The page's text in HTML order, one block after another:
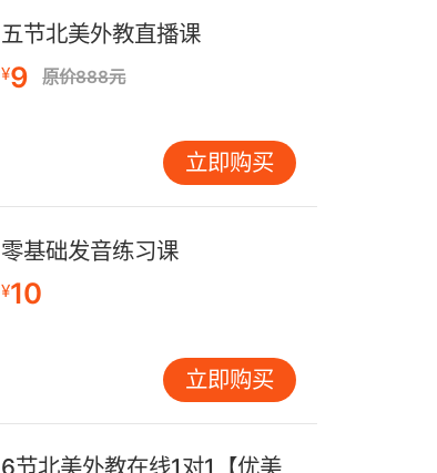
五节北美外教直播课
¥9 原价888元
立即购买
零基础发音练习课
¥10
立即购买
6节北美外教在线1对1【优美